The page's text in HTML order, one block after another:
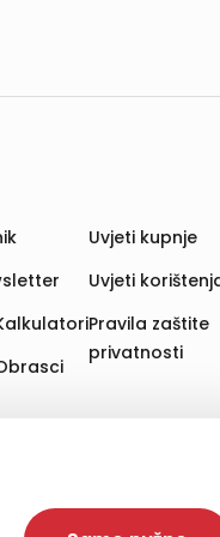
web stranica i
Uvjeti kupnje
Uvjeti
Pravila zaštite
privatnosti